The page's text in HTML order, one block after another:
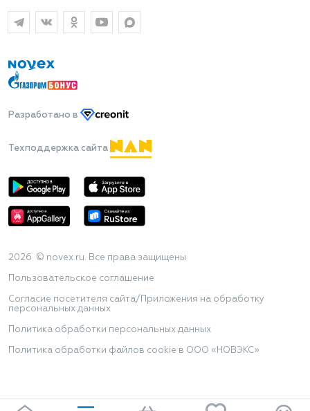
Разработано в
Техподдержка сайта
2026 © novex.ru. Все права защищены
Пользовательское соглашение
Согласие посетителя сайта/Приложения на обработку
персональных данных
Политика обработки персональных данных
Политика обработки файлов cookie в ООО «НОВЭКС»